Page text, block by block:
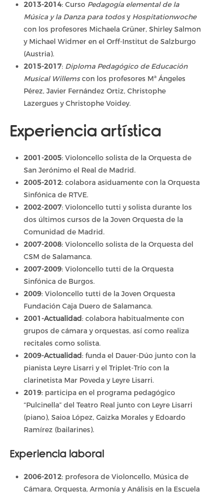
2013-2014: Curso Pedagogía elemental de la
Música y la Danza para todosy Hospitationwoche
con los profesores Michaela Grüner, Shirley Salmon
y Michael Widmer en el Orff-Institut de Salzburgo
(Austria).
2015-2017: Diploma Pedagógico de Educación
Musical Willemscon los profesores Mª Ángeles
Pérez, Javier Fernández Ortiz, Christophe
Lazergues y Christophe Voidey.
Experiencia artística
2001-2005: Violoncello solista de la Orquesta de
San Jerónimo el Real de Madrid.
2005-2012: colabora asiduamente con la Orquesta
Sinfónica de RTVE.
2002-2007: Violoncello tutti y solista durante los
dos últimos cursos de la Joven Orquesta de la
Comunidad de Madrid.
2007-2008: Violoncello solista de la Orquesta del
CSM de Salamanca.
2007-2009: Violoncello tutti de la Orquesta
Sinfónica de Burgos.
2009: Violoncello tutti de la Joven Orquesta
Fundación Caja Duero de Salamanca.
2001-Actualidad: colabora habitualmente con
grupos de cámara y orquestas, así como realiza
recitales como solista.
2009-Actualidad: funda el Dauer-Dúo junto con la
pianista Leyre Lisarri y el Triplet-Trío con la
clarinetista Mar Poveda y Leyre Lisarri.
2019: participa en el programa pedagógico
“Pulcinella” del Teatro Real junto con Leyre Lisarri
(piano), Saioa López, Gaizka Morales y Edoardo
Ramírez (bailarines).
Experiencia laboral
2006-2012: profesora de Violoncello, Música de
Cámara, Orquesta, Armonía y Análisis en la Escuela